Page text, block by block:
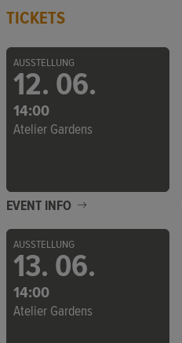
TICKETS
AUSSTELLUNG
12. 06.
14:00
Atelier Gardens
EVENT INFO
AUSSTELLUNG
13. 06.
14:00
Atelier Gardens